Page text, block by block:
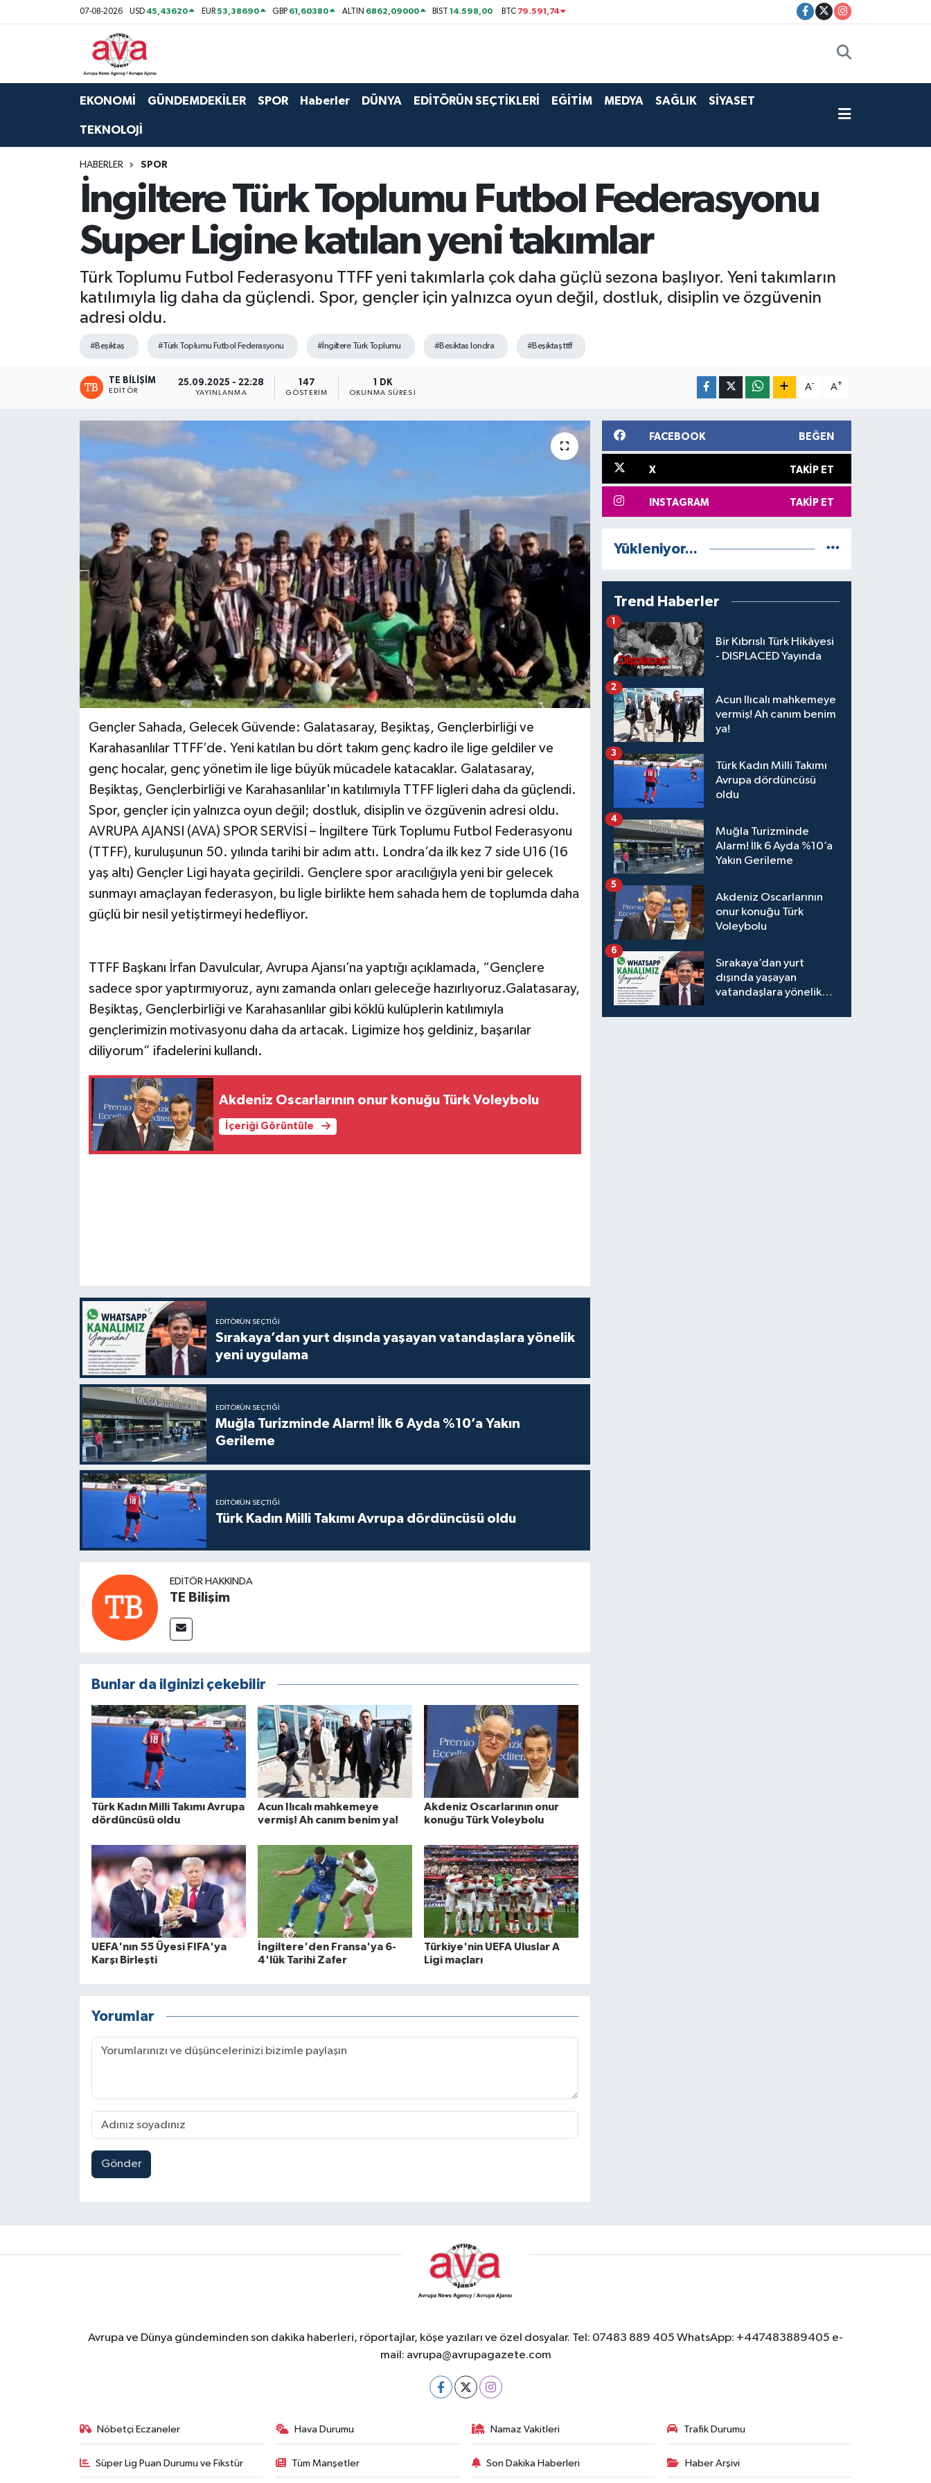
07-08-2026 USD 45,43620 EUR53,38690 GBP 61,60380 ALTIN 6862,09000 BİST14.598,00 BTC 79.591,74
EKONOMİ GÜNDEMDEKİLER SPOR Haberler DÜNYA EDİTÖRÜN SEÇTİKLERİ EĞİTİM MEDYA SAĞLIK SİYASET
TEKNOLOJİ
HABERLER SPOR
İngiltere Türk Toplumu Futbol Federasyonu
Super Ligine katılan yeni takımlar
Türk Toplumu Futbol Federasyonu TTFF yeni takımlarla çok daha güçlü sezona başlıyor. Yeni takımların
katılımıyla lig daha da güçlendi. Spor, gençler için yalnızca oyun değil, dostluk, disiplin ve özgüvenin
adresi oldu.
#Beşiktaş #Türk Toplumu Futbol Federasyonu #İngiltere Türk Toplumu #Besiktas londra #Beşiktaş ttff
TE BILIŞIM
EDITÖR
25.09.2025 - 22:28
YAYINLANMA
147
GÖSTERIM
1 DK
OKUNMA SÜRESI
A- A+
Gençler Sahada, Gelecek Güvende: Galatasaray, Beşiktaş, Gençlerbirliği ve
Karahasanlılar TTFF’de. Yeni katılan bu dört takım genç kadro ile lige geldiler ve
genç hocalar, genç yönetim ile lige büyük mücadele katacaklar. Galatasaray,
Beşiktaş, Gençlerbirliği ve Karahasanlılar'ın katılımıyla TTFF ligleri daha da güçlendi.
Spor, gençler için yalnızca oyun değil; dostluk, disiplin ve özgüvenin adresi oldu.
AVRUPA AJANSI (AVA) SPOR SERVİSİ – İngiltere Türk Toplumu Futbol Federasyonu
(TTFF), kuruluşunun 50. yılında tarihi bir adım attı. Londra’da ilk kez 7 side U16 (16
yaş altı) Gençler Ligi hayata geçirildi. Gençlere spor aracılığıyla yeni bir gelecek
sunmayı amaçlayan federasyon, bu ligle birlikte hem sahada hem de toplumda daha
güçlü bir nesil yetiştirmeyi hedefliyor.
TTFF Başkanı İrfan Davulcular, Avrupa Ajansı’na yaptığı açıklamada, “Gençlere
sadece spor yaptırmıyoruz, aynı zamanda onları geleceğe hazırlıyoruz.Galatasaray,
Beşiktaş, Gençlerbirliği ve Karahasanlılar gibi köklü kulüplerin katılımıyla
gençlerimizin motivasyonu daha da artacak. Ligimize hoş geldiniz, başarılar
diliyorum” ifadelerini kullandı.
Akdeniz Oscarlarının onur konuğu Türk Voleybolu
İçeriği Görüntüle
EDITÖRÜN SEÇTIĞI
Sırakaya’dan yurt dışında yaşayan vatandaşlara yönelik
yeni uygulama
EDITÖRÜN SEÇTIĞI
Muğla Turizminde Alarm! İlk 6 Ayda %10’a Yakın
Gerileme
EDITÖRÜN SEÇTIĞI
Türk Kadın Milli Takımı Avrupa dördüncüsü oldu
EDITÖR HAKKINDA
TE Bilişim
Bunlar da ilginizi çekebilir
Türk Kadın Milli Takımı Avrupa
dördüncüsü oldu
Acun Ilıcalı mahkemeye
vermiş! Ah canım benim ya!
Akdeniz Oscarlarının onur
konuğu Türk Voleybolu
UEFA'nın 55 Üyesi FIFA'ya
Karşı Birleşti
İngiltere'den Fransa'ya 6-
4'lük Tarihi Zafer
Türkiye'nin UEFA Uluslar A
Ligi maçları
Yorumlar
Gönder
FACEBOOK BEĞEN
X TAKIP ET
INSTAGRAM TAKIP ET
Yükleniyor...
Trend Haberler
Bir Kıbrıslı Türk Hikâyesi
- DISPLACED Yayında
1
Acun Ilıcalı mahkemeye
vermiş! Ah canım benim
ya!
2
Türk Kadın Milli Takımı
Avrupa dördüncüsü
oldu
3
Muğla Turizminde
Alarm! İlk 6 Ayda %10’a
Yakın Gerileme
4
Akdeniz Oscarlarının
onur konuğu Türk
Voleybolu
5
Sırakaya’dan yurt
dışında yaşayan
vatandaşlara yönelik
6
Avrupa ve Dünya gündeminden son dakika haberleri, röportajlar, köşe yazıları ve özel dosyalar. Tel: 07483 889 405 WhatsApp: +447483889405 e-
mail: avrupa@avrupagazete.com
Nöbetçi Eczaneler Hava Durumu Namaz Vakitleri Trafik Durumu
Süper Lig Puan Durumu ve Fikstür Tüm Manşetler Son Dakika Haberleri Haber Arşivi
Nöbetçi Eczaneler
Namaz Vakitleri
Trafik Durumu
Süper Lig Puan Durumu ve Fikstür
Tüm Manşetler
Son Dakika Haberleri
Haber Arşivi